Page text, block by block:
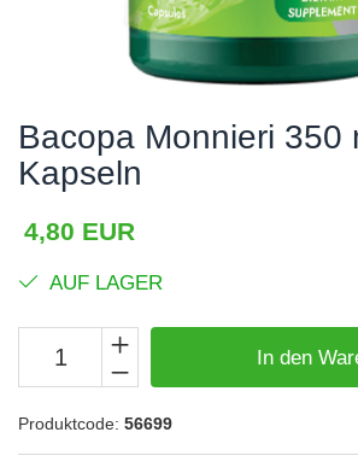
Zubehör
Shaker
Flakons
Proteinriegel
Andere Riegel
Haare, Haut und Nägel
Hepatobiliär
Hormonstörungen
Immunität
Knochensystem
Leichte Verdauung
Migräne
Muskelkrämpfe
Bacopa Monnieri 350
Kapseln
4,80 EUR
AUF LAGER
In den
Produktcode: 56699